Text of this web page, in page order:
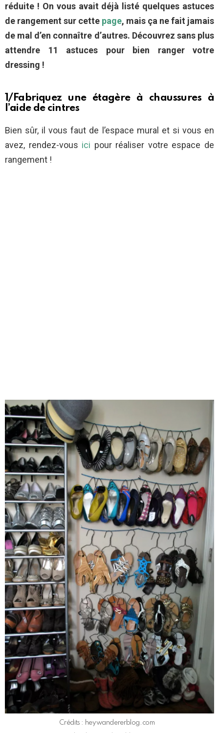
réduite ! On vous avait déjà listé quelques astuces
de rangement sur cette page, mais ça ne fait jamais
de mal d’en connaître d’autres. Découvrez sans plus
attendre 11 astuces pour bien ranger votre
dressing !
1/Fabriquez une étagère à chaussures à
l’aide de cintres
Bien sûr, il vous faut de l’espace mural et si vous en
avez, rendez-vous ici pour réaliser votre espace de
rangement !
Crédits : heywandererblog.com